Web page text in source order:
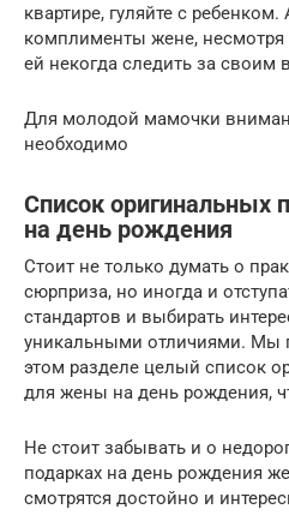
квартире, гуляйте с
комплименты жене, несмотря
ей некогда следить за
Для молодой мамочки
необходимо
Список оригинальных
на день рождения
Стоит не только думать о
сюрприза, но иногда и
стандартов и выбирать
уникальными отличиями. Мы
этом разделе целый список
для жены на день рождения,
Не стоит забывать и о
подарках на день рождения
смотрятся достойно и